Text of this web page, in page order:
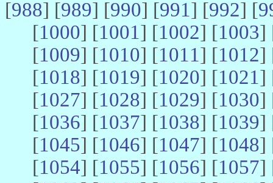
[988] [989] [990] [991] [992] [
[1000] [1001] [1002] [1003]
[1009] [1010] [1011] [1012]
[1018] [1019] [1020] [1021]
[1027] [1028] [1029] [1030]
[1036] [1037] [1038] [1039]
[1045] [1046] [1047] [1048]
[1054] [1055] [1056] [1057]